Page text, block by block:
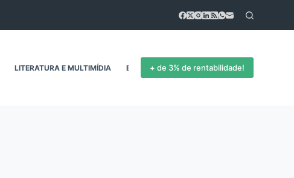
LITERATURA E MULTIMÍDIA EMPREENDEDORISMO CONTATO
+ de 3% de rentabilidade!